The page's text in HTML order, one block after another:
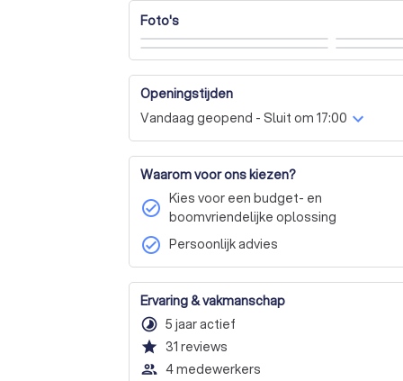
Foto's
Openingstijden
Vandaag geopend - Sluit om 17:00
Waarom voor ons kiezen?
check_circle Kies voor een budget- en
boomvriendelijke oplossing
check_circle Persoonlijk advies
Ervaring & vakmanschap
timelapse 5 jaar actief
star 31 reviews
people_outline 4 medewerkers